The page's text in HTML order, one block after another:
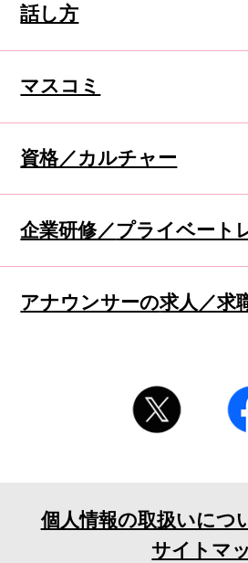
話し方
マスコミ
資格／カルチャー
企業研修／プライベート
アナウンサーの求人／求
個人情報の取扱いにつ
サイトマ